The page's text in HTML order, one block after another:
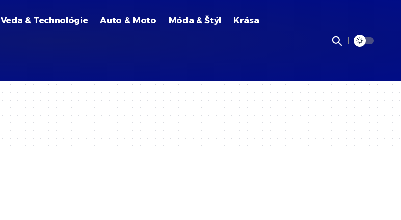
Veda & Technológie Auto & Moto Móda & Štýl Krása